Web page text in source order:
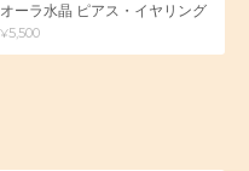
オーラ水晶 ピアス・イヤリング
¥5,500